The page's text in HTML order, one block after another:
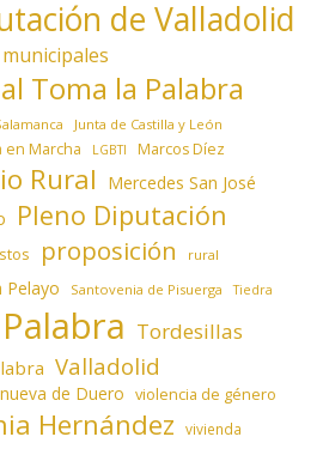
de Valladolid
Toma la Palabra
Junta de Castilla y León
en Marcha LGBTI Marcos Díez
Rural Mercedes San José
Pleno Diputación
proposición rural
Pelayo Santovenia de Pisuerga Tiedra
Tordesillas
Valladolid
de Duero violencia de género
Hernández vivienda